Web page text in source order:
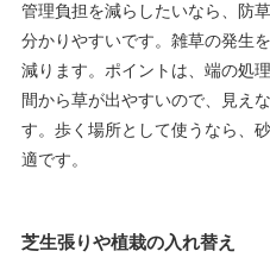
管理負担を減らしたいなら、防
分かりやすいです。雑草の発生
減ります。ポイントは、端の処
間から草が出やすいので、見え
す。歩く場所として使うなら、
適です。
芝生張りや植栽の入れ替え